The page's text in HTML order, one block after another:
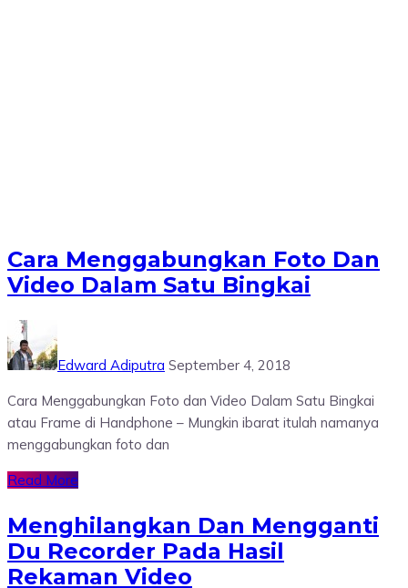
Cara Menggabungkan Foto Dan
Video Dalam Satu Bingkai
Edward Adiputra September 4, 2018
Cara Menggabungkan Foto dan Video Dalam Satu Bingkai
atau Frame di Handphone – Mungkin ibarat itulah namanya
menggabungkan foto dan
Read More
Menghilangkan Dan Mengganti
Du Recorder Pada Hasil
Rekaman Video